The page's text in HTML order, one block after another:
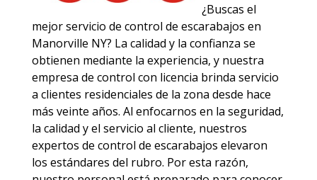
¿Buscas el
mejor servicio de control de escarabajos en
Manorville NY? La calidad y la confianza se
obtienen mediante la experiencia, y nuestra
empresa de control con licencia brinda servicio
a clientes residenciales de la zona desde hace
más veinte años. Al enfocarnos en la seguridad,
la calidad y el servicio al cliente, nuestros
expertos de control de escarabajos elevaron
los estándares del rubro. Por esta razón,